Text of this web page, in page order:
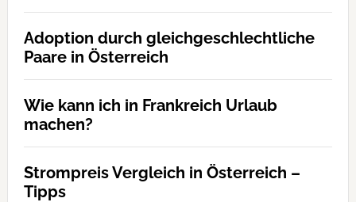
Adoption durch gleichgeschlechtliche
Paare in Österreich
Wie kann ich in Frankreich Urlaub
machen?
Strompreis Vergleich in Österreich –
Tipps